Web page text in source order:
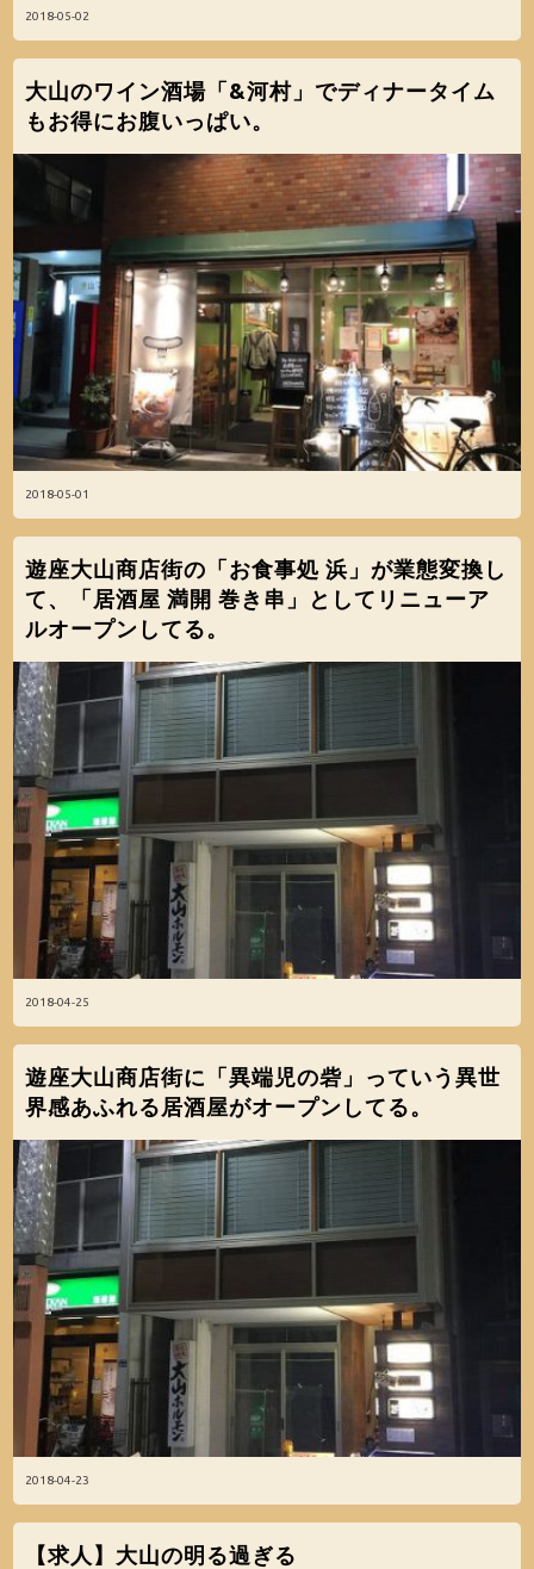
2018-05-02
2018-05-01
大山のワイン酒場「&河村」でディナータイム
もお得にお腹いっぱい。
2018-04-25
遊座大山商店街の「お食事処 浜」が業態変換し
て、「居酒屋 満開 巻き串」としてリニューア
ルオープンしてる。
2018-04-23
遊座大山商店街に「異端児の砦」っていう異世
界感あふれる居酒屋がオープンしてる。
【求人】大山の明る過ぎる